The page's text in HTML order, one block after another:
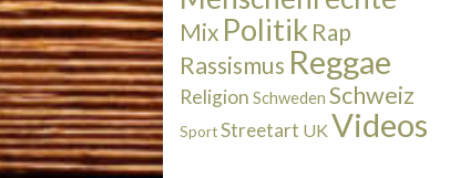
Mix Politik Rap
Rassismus Reggae
Religion Schweden Schweiz
SportStreetart UKVideos